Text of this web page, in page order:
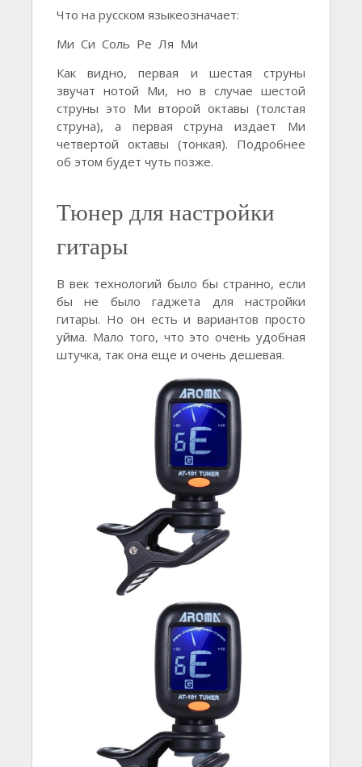
Что на русском языкеозначает:
Ми Си Соль Ре Ля Ми
Как видно, первая и шестая струны
звучат нотой Ми, но в случае шестой
струны это Ми второй октавы (толстая
струна), а первая струна издает Ми
четвертой октавы (тонкая). Подробнее
об этом будет чуть позже.
Тюнер для настройки
гитары
В век технологий было бы странно, если
бы не было гаджета для настройки
гитары. Но он есть и вариантов просто
уйма. Мало того, что это очень удобная
штучка, так она еще и очень дешевая.